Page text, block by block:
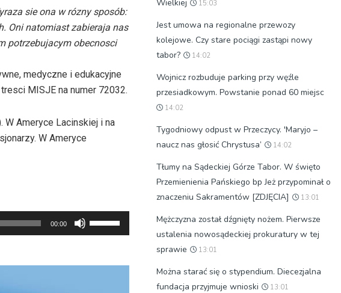
sie ona w rózny sposób:
Oni natomiast zabieraja nas
potrzebujacym obecnosci
medyczne i edukacyjne
MISJE na numer 72032.
Ameryce Lacinskiej i na
W Ameryce
00:00
strzałek
góry
Wielkiej
15:03
Jest umowa na regionalne przewozy
kolejowe. Czy stare pociągi zastąpi nowy
tabor?
14:02
Wojnicz rozbuduje parking przy węźle
przesiadkowym. Powstanie ponad 60 miejsc
14:02
Tygodniowy odpust w Przeczycy. 'Maryjo –
naucz nas głosić Chrystusa’
14:02
Tłumy na Sądeckiej Górze Tabor. W święto
Przemienienia Pańskiego bp Jeż przypominał o
znaczeniu Sakramentów [ZDJĘCIA]
13:01
Mężczyzna został dźgnięty nożem. Pierwsze
ustalenia nowosądeckiej prokuratury w tej
sprawie
13:01
Można starać się o stypendium. Diecezjalna
fundacja przyjmuje wnioski
13:01